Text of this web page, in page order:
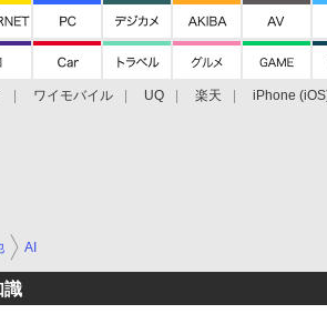
ワイモバイル UQ 楽天 iPhone
AI
識